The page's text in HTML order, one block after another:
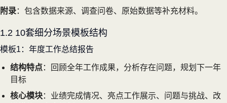
附录：包含数据来源、调查问卷、原始数据等补充材料。
1.2 10套细分场景模板结构
模板1：年度工作总结报告
结构特点：回顾全年工作成果，分析存在问题，规划下一年
目标
核心模块：业绩完成情况、亮点工作展示、问题与挑战、改